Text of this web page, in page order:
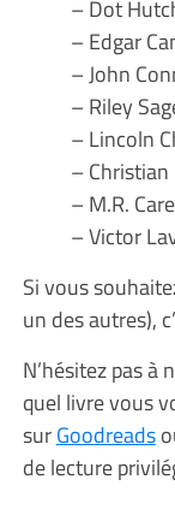
– Dot
– Edgar
– John
– Riley
– Lincoln
–
– M.R.
– Victor
Si vous
un des autres),
N’hésitez pas à
quel livre vous
surGoodreads
de lecture